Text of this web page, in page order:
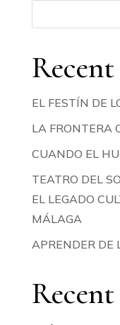
EL FESTÍN DE
LA FRONTERA
CUANDO EL
TEATRO DEL
EL LEGADO
MÁLAGA
APRENDER DE